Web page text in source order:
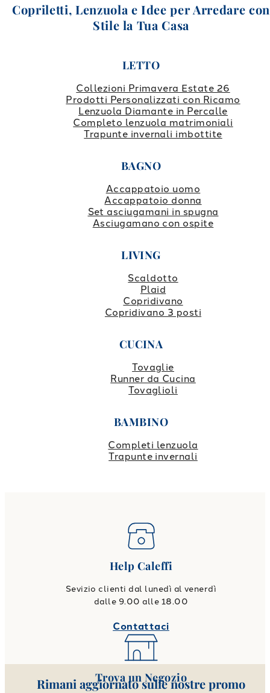
Copriletti, Lenzuola e Idee per Arredare con
Stile la Tua Casa
LETTO
Collezioni Primavera Estate 26
Prodotti Personalizzati con Ricamo
Lenzuola Diamante in Percalle
Completo lenzuola matrimoniali
Trapunte invernali imbottite
BAGNO
Accappatoio uomo
Accappatoio donna
Set asciugamani in spugna
Asciugamano con ospite
LIVING
Scaldotto
Plaid
Copridivano
Copridivano 3 posti
CUCINA
Tovaglie
Runner da Cucina
Tovaglioli
BAMBINO
Completi lenzuola
Trapunte invernali
Help Caleffi
Sevizio clienti dal lunedì al venerdì
dalle 9.00 alle 18.00
Contattaci
Trova un Negozio
Rimani aggiornato sulle nostre promo